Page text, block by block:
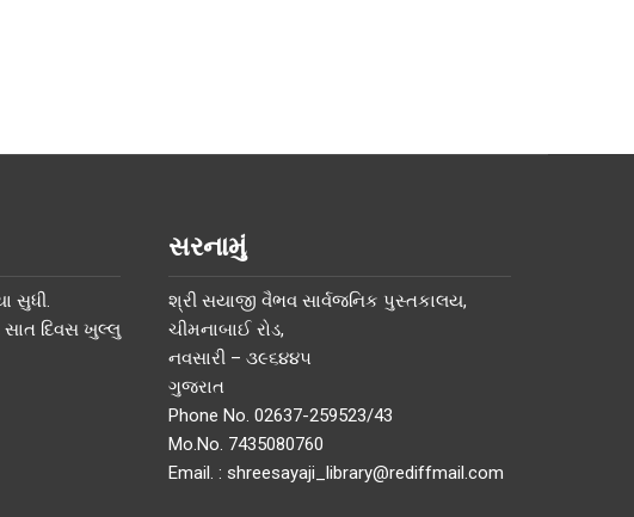
સુધી.
દિવસ ખુલ્લુ
સરનામું
શ્રી સયાજી વૈભવ સાર્વજનિક પુસ્તકાલય,
ચીમનાબાઈ રોડ,
નવસારી – ૩૯૬૪૪૫
ગુજરાત
Phone No. 02637-259523/43
Mo.No. 7435080760
Email. : shreesayaji_library@rediffmail.com